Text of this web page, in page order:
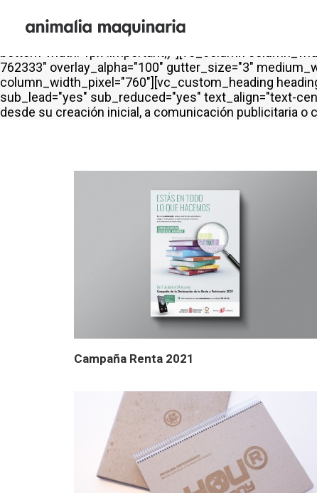
[vc_row is_header="yes" row_height_percent="50"
back_image="66942" back_position="center bottom"
border_color="color-gyho" border_style="solid"
762333" overlay_alpha="100" gutter_size="3"
column_width_pixel="760"][vc_custom_heading
sub_lead="yes" sub_reduced="yes" text_align="text-
desde su creación inicial, a comunicación publicitaria
Campaña Renta 2021